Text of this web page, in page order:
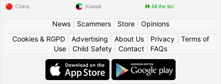
China Kuwait All the list
News| Scammers| Store| Opinions
Cookies & RGPD| Advertising About Us| Privacy| Terms of
Use
Child Safety Contact FAQs